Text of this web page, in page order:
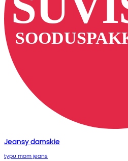
Jeansy damskie
typu mom jeans